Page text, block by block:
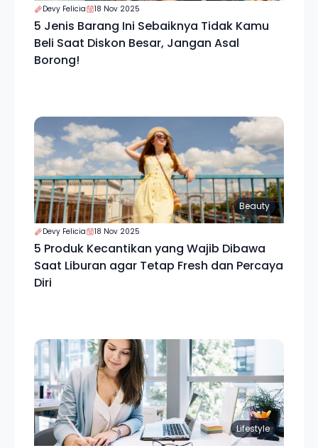
Devy Felicia 18 Nov 2025
5 Jenis Barang Ini Sebaiknya Tidak Kamu
Beli Saat Diskon Besar, Jangan Asal
Borong!
Beauty
Devy Felicia 18 Nov 2025
5 Produk Kecantikan yang Wajib Dibawa
Saat Liburan agar Tetap Fresh dan Percaya
Diri
Lifestyle